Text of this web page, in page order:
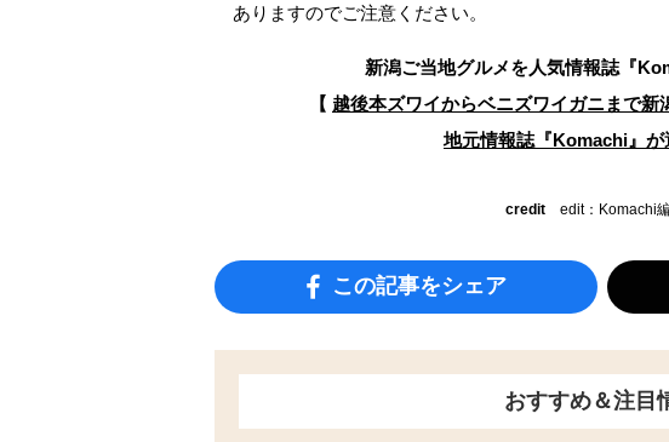
ありますのでご注意ください。
新潟ご当地グルメを人気情報誌 『
【 越後本ズワイからベニズワイガニまで新
地元情報誌『Komachi』が
creditedit：Komachi
この記事をシェア
おすすめ＆注目